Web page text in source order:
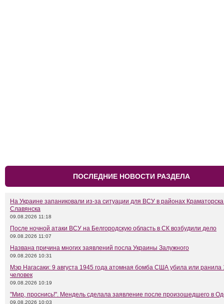
ПОСЛЕДНИЕ НОВОСТИ РАЗДЕЛА
На Украине запаниковали из-за ситуации для ВСУ в районах
Славянска
09.08.2026 11:18
После ночной атаки ВСУ на Белгородскую область в СК возбудили дело
09.08.2026 11:07
Названа причина многих заявлений посла Украины Залужного
09.08.2026 10:31
Мэр Нагасаки: 9 августа 1945 года атомная бомба США убила или ранила
человек
09.08.2026 10:19
"Мир, проснись!". Мендель сделала заявление после произошедшего в
09.08.2026 10:03